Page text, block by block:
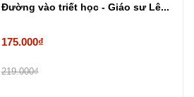
Đường vào triết học - Giáo sư Lê...
175.000₫
219.000₫